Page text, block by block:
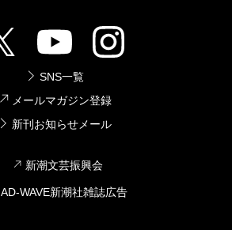
SNS一覧
メールマガジン登録
新刊お知らせメール
新潮文芸振興会
AD-WAVE新潮社雑誌広告